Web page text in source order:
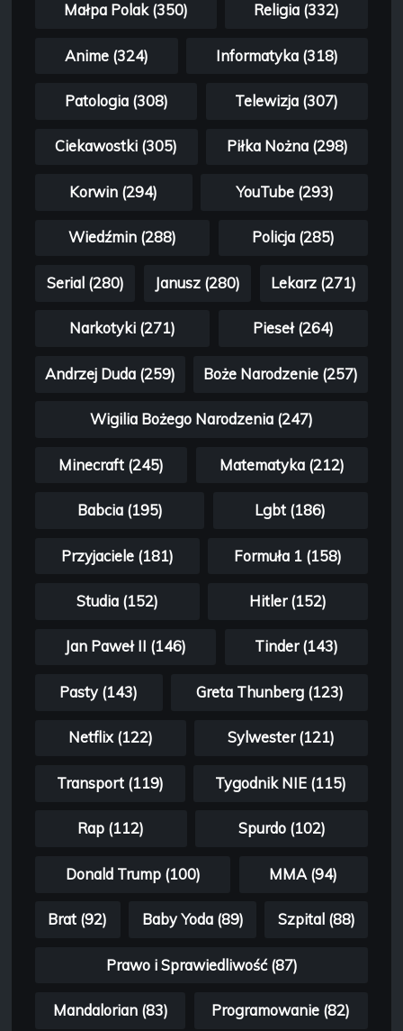
Małpa Polak (350) Religia (332)
Anime (324) Informatyka (318)
Patologia (308) Telewizja (307)
Ciekawostki (305) Piłka Nożna (298)
Korwin (294) YouTube (293)
Wiedźmin (288) Policja (285)
Serial (280) Janusz (280) Lekarz (271)
Narkotyki (271) Pieseł (264)
Andrzej Duda (259) Boże Narodzenie (257)
Wigilia Bożego Narodzenia (247)
Minecraft (245) Matematyka (212)
Babcia (195) Lgbt (186)
Przyjaciele (181) Formuła 1 (158)
Studia (152) Hitler (152)
Jan Paweł II (146) Tinder (143)
Pasty (143) Greta Thunberg (123)
Netflix (122) Sylwester (121)
Transport (119) Tygodnik NIE (115)
Rap (112) Spurdo (102)
Donald Trump (100) MMA (94)
Brat (92) Baby Yoda (89) Szpital (88)
Prawo i Sprawiedliwość (87)
Mandalorian (83) Programowanie (82)